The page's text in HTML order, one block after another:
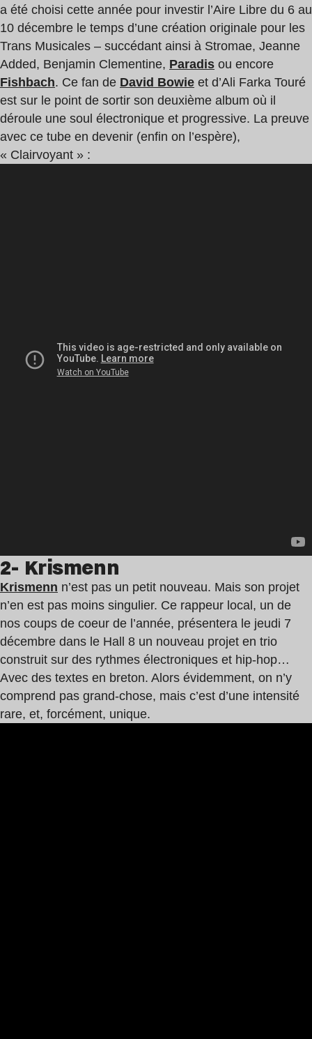
a été choisi cette année pour investir l’Aire Libre du 6 au
10 décembre le temps d’une création originale pour les
Trans Musicales – succédant ainsi à Stromae, Jeanne
Added, Benjamin Clementine, Paradis ou encore
Fishbach. Ce fan de David Bowie et d’Ali Farka Touré
est sur le point de sortir son deuxième album où il
déroule une soul électronique et progressive. La preuve
avec ce tube en devenir (enfin on l’espère),
« Clairvoyant » :
2- Krismenn
Krismenn n’est pas un petit nouveau. Mais son projet
n’en est pas moins singulier. Ce rappeur local, un de
nos coups de coeur de l’année, présentera le jeudi 7
décembre dans le Hall 8 un nouveau projet en trio
construit sur des rythmes électroniques et hip-hop…
Avec des textes en breton. Alors évidemment, on n’y
comprend pas grand-chose, mais c’est d’une intensité
rare, et, forcément, unique.